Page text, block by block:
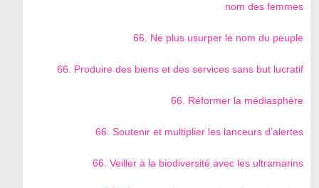
nom des femmes
66. Ne plus usurper le nom du peuple
66. Produire des biens et des services sans but lucratif
66. Réformer la médiasphère
66. Soutenir et multiplier les lanceurs d’alertes
66. Veiller à la biodiversité avec les ultramarins